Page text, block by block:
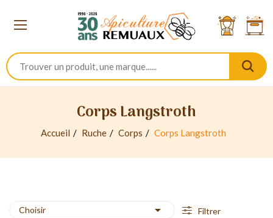
Corps Langstroth
Accueil Ruche Corps Corps Langstroth
Choisir  Filtrer